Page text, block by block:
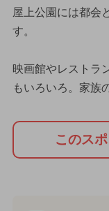
屋上公園には都会
す。
映画館やレストラ
もいろいろ。家族
このス